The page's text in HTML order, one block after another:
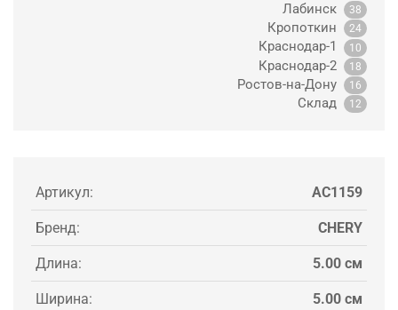
Лабинск 38
Кропоткин 24
Краснодар-1 10
Краснодар-2 18
Ростов-на-Дону 16
Склад 12
Артикул: AC1159
Бренд: CHERY
Длина: 5.00 см
Ширина: 5.00 см